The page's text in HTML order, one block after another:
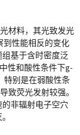
材料，其光致发光
到性能相反的变化
基于含时密度泛
性和酸性条件下g-
特别是在弱酸性条
致荧光发射较强。
非辐射电子空穴